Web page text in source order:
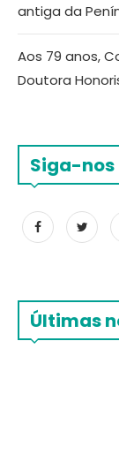
antiga da
Aos 79 anos,
Doutora
Siga-nos
Últimas